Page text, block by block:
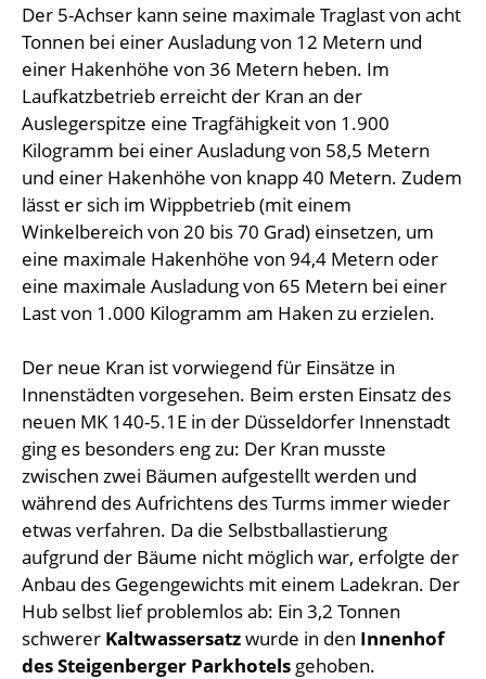
Der 5-Achser kann seine maximale Traglast von acht
Tonnen bei einer Ausladung von 12 Metern und
einer Hakenhöhe von 36 Metern heben. Im
Laufkatzbetrieb erreicht der Kran an der
Auslegerspitze eine Tragfähigkeit von 1.900
Kilogramm bei einer Ausladung von 58,5 Metern
und einer Hakenhöhe von knapp 40 Metern. Zudem
lässt er sich im Wippbetrieb (mit einem
Winkelbereich von 20 bis 70 Grad) einsetzen, um
eine maximale Hakenhöhe von 94,4 Metern oder
eine maximale Ausladung von 65 Metern bei einer
Last von 1.000 Kilogramm am Haken zu erzielen.
Der neue Kran ist vorwiegend für Einsätze in
Innenstädten vorgesehen. Beim ersten Einsatz des
neuen MK 140-5.1E in der Düsseldorfer Innenstadt
ging es besonders eng zu: Der Kran musste
zwischen zwei Bäumen aufgestellt werden und
während des Aufrichtens des Turms immer wieder
etwas verfahren. Da die Selbstballastierung
aufgrund der Bäume nicht möglich war, erfolgte der
Anbau des Gegengewichts mit einem Ladekran. Der
Hub selbst lief problemlos ab: Ein 3,2 Tonnen
schwerer Kaltwassersatzwurde in den Innenhof
des Steigenberger Parkhotels gehoben.